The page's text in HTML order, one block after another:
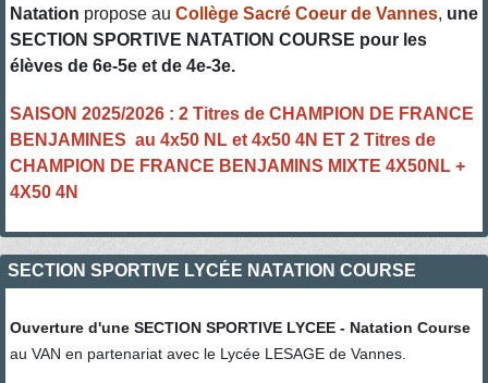
Natation propose au Collège Sacré Coeur de Vannes, une
SECTION SPORTIVE NATATION COURSE pour les
élèves de 6e-5e et de 4e-3e.
SAISON 2025/2026 : 2 Titres de CHAMPION DE FRANCE
BENJAMINES au 4x50 NL et 4x50 4N ET 2 Titres de
CHAMPION DE FRANCE BENJAMINS MIXTE 4X50NL +
4X50 4N
SECTION SPORTIVE LYCÉE NATATION COURSE
Ouverture d'une SECTION SPORTIVE LYCEE - Natation Course
au VAN en partenariat avec le Lycée LESAGE de Vannes.